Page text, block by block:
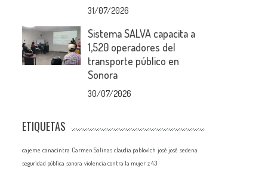
31/07/2026
Sistema SALVA capacita a
1,520 operadores del
transporte público en
Sonora
30/07/2026
ETIQUETAS
cajeme canacintra Carmen Salinas claudia pablovich josé josé sedena
seguridad pública sonora violencia contra la mujer z 43